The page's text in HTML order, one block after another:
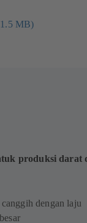
MB)
produksi darat
dengan laju